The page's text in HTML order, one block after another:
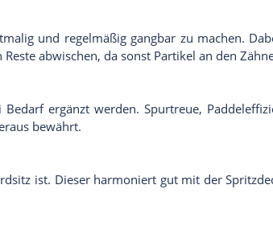
und regelmäßig gangbar zu machen.
abwischen, da sonst Partikel an den
ergänzt werden. Spurtreue,
bewährt.
ist. Dieser harmoniert gut mit der